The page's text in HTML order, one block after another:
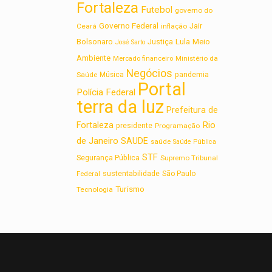
Fortaleza Futebol governo do
Ceará Governo Federal inflação Jair
Bolsonaro José Sarto Justiça Lula Meio
Ambiente Mercado financeiro Ministério da
Saúde Música Negócios pandemia
Polícia Federal Portal
terra da luz Prefeitura de
Fortaleza presidente Programação Rio
de Janeiro SAUDE saúde Saúde Pública
Segurança Pública STF Supremo Tribunal
Federal sustentabilidade São Paulo
Tecnologia Turismo